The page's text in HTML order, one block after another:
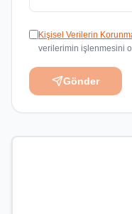
Kişisel Verilerin
verilerimin işlenmesini
Gönder